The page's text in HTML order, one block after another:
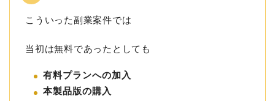
こういった副業案件では
当初は無料であったとしても
有料プランへの加入
本製品版の購入